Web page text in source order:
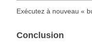
Exécutez à nouveau «
Conclusion